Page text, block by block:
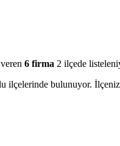
6 firma 2 ilçede
ilçelerinde bulunuyor.